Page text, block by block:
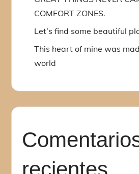
COMFORT ZONES.
Let’s find some beautiful
This heart of mine was
world
recientes